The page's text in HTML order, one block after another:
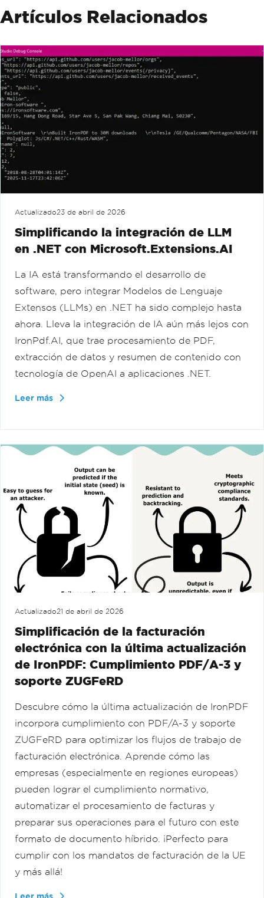
Artículos Relacionados
Actualizado23 de abril de 2026
Simplificando la integración de LLM
en .NET con Microsoft.Extensions.AI
La IA está transformando el desarrollo de
software, pero integrar Modelos de Lenguaje
Extensos (LLMs) en .NET ha sido complejo hasta
ahora. Lleva la integración de IA aún más lejos con
IronPdf.AI, que trae procesamiento de PDF,
extracción de datos y resumen de contenido con
tecnología de OpenAI a aplicaciones .NET.
Leer más
Actualizado21 de abril de 2026
Simplificación de la facturación
electrónica con la última actualización
de IronPDF: Cumplimiento PDF/A-3 y
soporte ZUGFeRD
Descubre cómo la última actualización de IronPDF
incorpora cumplimiento con PDF/A-3 y soporte
ZUGFeRD para optimizar los flujos de trabajo de
facturación electrónica. Aprende cómo las
empresas (especialmente en regiones europeas)
pueden lograr el cumplimiento normativo,
automatizar el procesamiento de facturas y
preparar sus operaciones para el futuro con este
formato de documento híbrido. ¡Perfecto para
cumplir con los mandatos de facturación de la UE
y más allá!